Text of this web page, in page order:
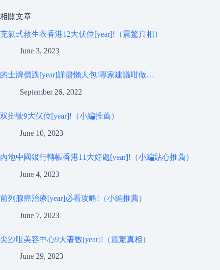
相關文章
充氣式救生衣香港12大伏位[year]!（震驚真相）
June 3, 2023
的士牌價跌[year]詳盡懶人包!專家建議咁做…
September 26, 2022
双掛號9大伏位[year]!（小編推薦）
June 10, 2023
內地中國銀行轉帳香港11大好處[year]!（小編貼心推薦）
June 4, 2023
前列腺癌治療[year]必看攻略!（小編推薦）
June 7, 2023
尖沙咀美容中心9大著數[year]!（震驚真相）
June 29, 2023